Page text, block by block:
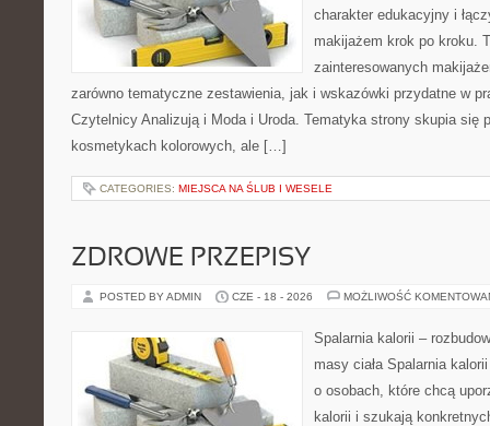
charakter edukacyjny i
makijażem krok po kroku.
zainteresowanych
zarówno tematyczne zestawienia, jak i wskazówki przydatne w
Czytelnicy Analizują i Moda i Uroda. Tematyka strony skupia się
kosmetykach kolorowych, ale […]
CATEGORIES: MIEJSCA NA ŚLUB I WESELE
ZDROWE PRZEPISY
POSTED BY ADMIN CZE - 18 - 2026 MOŻLIWOŚĆ
Spalarnia kalorii –
masy ciała Spalarnia
o osobach, które chcą
kalorii i szukają